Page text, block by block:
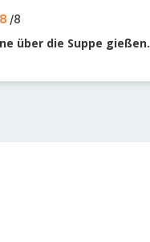
/8
über die Suppe gießen.